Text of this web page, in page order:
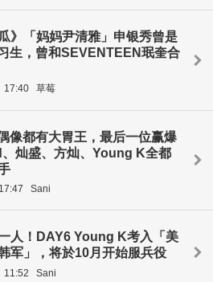
》「妈妈尹清雅」申银秀曾是
生，曾和SEVENTEEN珉奎合
17:40 草莓
像都有大胃王，最后一位赢爆
灿盛、方灿、Young K全都
Sani
人！DAY6 Young K考入「美
军」，将於10月开始服兵役
11:52 Sani